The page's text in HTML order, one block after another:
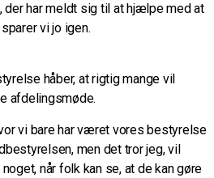
der har meldt sig til at hjælpe med at
vi jo igen.
håber, at rigtig mange vil
afdelingsmøde.
vi bare har været vores bestyrelse
men det tror jeg, vil
når folk kan se, at de kan gøre